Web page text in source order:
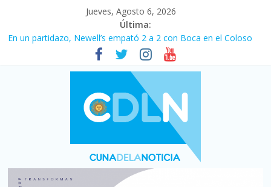
Jueves, Agosto 6, 2026
Última:
En un partidazo, Newell’s empató 2 a 2 con Boca en el Coloso
Vacaciones de invierno con más movimiento y consumo
turístico: 4,6 millones de personas viajaron por el país, un 5,9%
Fuerte caída de la venta de autos usados en julio: bajó un 12,6%
Central venció 1 a 0 al River de Coudet en el Monumental
Pullaro mejora sus relaciones con el Gobierno nacional